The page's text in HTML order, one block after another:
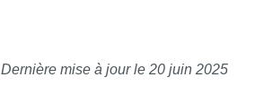
Dernière mise à jour le 20 juin 2025